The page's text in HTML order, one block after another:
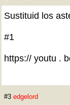
Sustituid los
#1
https:// youtu .
#3 edgelord